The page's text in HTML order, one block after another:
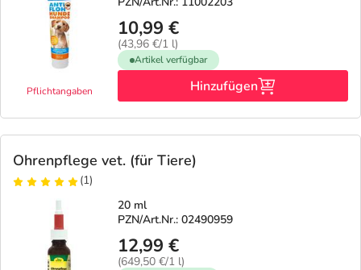
Pflichtangaben
10,99 €
(43,96 €/1 l)
Artikel verfügbar
Hinzufügen
Ohrenpflege vet. (für Tiere)
(1)
20 ml
PZN/Art.Nr.: 02490959
12,99 €
(649,50 €/1 l)